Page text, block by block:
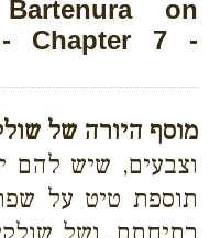
on
- Chapter 7 -
מוסף היורה של
וצבעים, שיש להם
תוספת טיט על